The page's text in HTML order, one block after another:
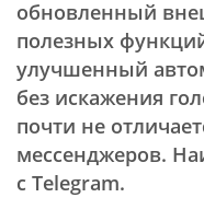
обновленный
полезных
улучшенный
без искажения
почти не
мессенджеров.
с Telegram.